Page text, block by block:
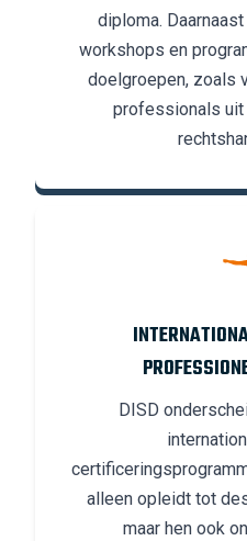
diploma.
workshops en
doelgroepen, zoals
professionals
DISD
alleen opleidt tot
maar hen ook